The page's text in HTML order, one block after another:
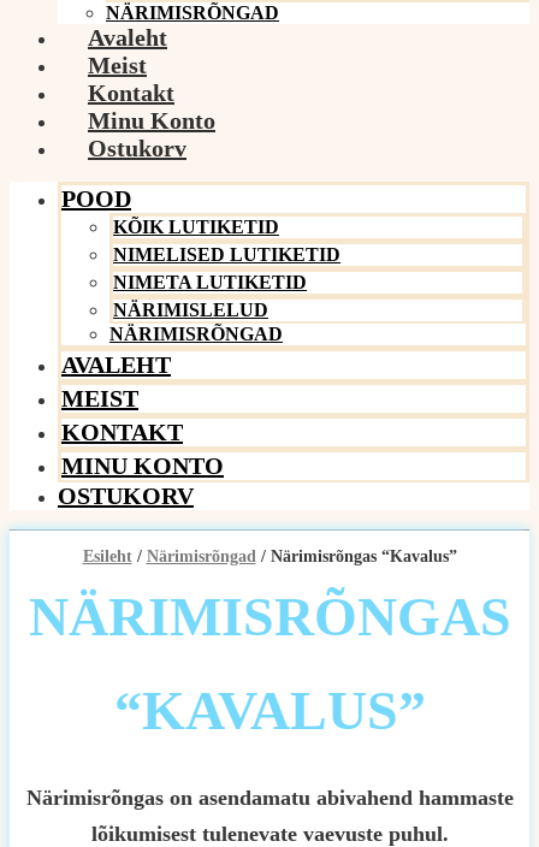
NÄRIMISRÕNGAD
Avaleht
Meist
Kontakt
Minu Konto
Ostukorv
POOD
KÕIK LUTIKETID
NIMELISED LUTIKETID
NIMETA LUTIKETID
NÄRIMISLELUD
NÄRIMISRÕNGAD
AVALEHT
MEIST
KONTAKT
MINU KONTO
OSTUKORV
Esileht/ Närimisrõngad/ Närimisrõngas “Kavalus”
NÄRIMISRÕNGAS
“KAVALUS”
Närimisrõngas on asendamatu abivahend hammaste
lõikumisest tulenevate vaevuste puhul.